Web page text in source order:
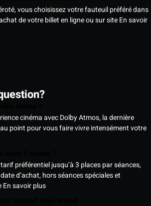
vous choisissez votre fauteuil préféré dans
de votre billet en ligne ou sur siteEn savoir
cinéma avec Dolby Atmos, la dernière
point pour vous faire vivre intensément votre
préférentiel jusqu’à 3 places par séances,
d’achat, hors séances spéciales et
En savoir plus